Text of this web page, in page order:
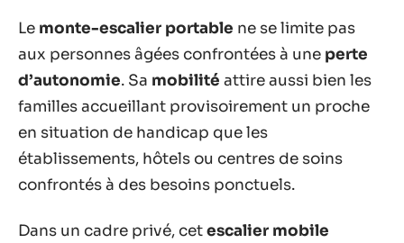
Le monte-escalier portable ne se limite pas
aux personnes âgées confrontées à une perte
d’autonomie. Sa mobilité attire aussi bien les
familles accueillant provisoirement un proche
en situation de handicap que les
établissements, hôtels ou centres de soins
confrontés à des besoins ponctuels.
Dans un cadre privé, cetescalier mobile